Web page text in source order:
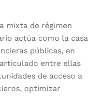
mixta de régimen
actúa como la casa
públicas, en
entre ellas
de acceso a
optimizar